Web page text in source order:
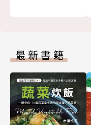
最新書籍